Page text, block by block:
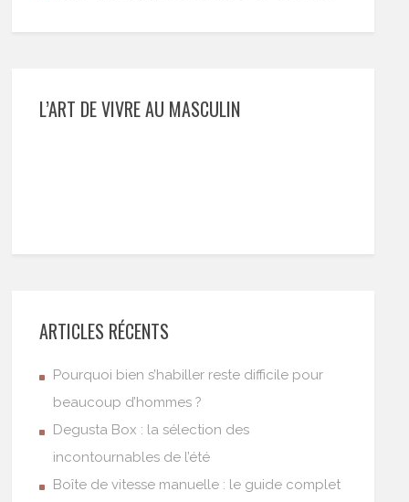
L’ART DE VIVRE AU MASCULIN
ARTICLES RÉCENTS
Pourquoi bien s’habiller reste difficile pour
beaucoup d’hommes ?
Degusta Box : la sélection des
incontournables de l’été
Boîte de vitesse manuelle : le guide complet